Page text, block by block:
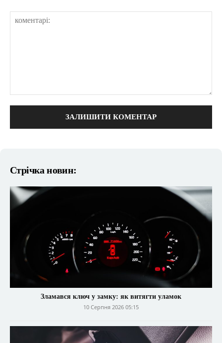
Стрічка новин:
Зламався ключ у замку: як витягти уламок
10 Серпня 2026 05:15